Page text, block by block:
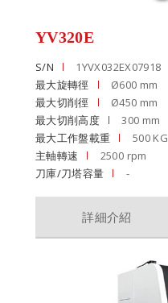
YV320E
S/N
1YVX032EX07918
最大旋轉徑
Ø600 mm
最大切削徑
Ø450 mm
最大切削高度
300 mm
最大工作盤載重
500 KG
主軸轉速
2500 rpm
刀庫/刀塔容量
-
詳細介紹